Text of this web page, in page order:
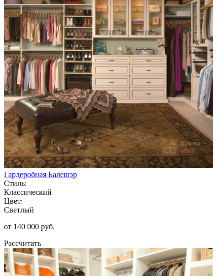
Гардеробная Балешэр
Стиль:
Классический
Цвет:
Светлый
от 140 000 руб.
Рассчитать